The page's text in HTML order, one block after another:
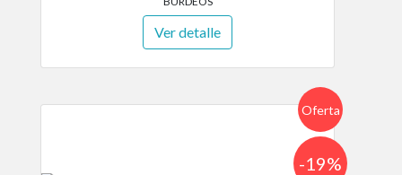
Ver detalle
Oferta
-19%